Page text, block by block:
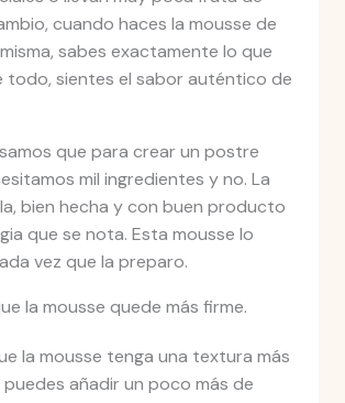
cuando haces la mousse de
sabes exactamente lo que
todo, sientes el sabor auténtico de
que para crear un postre
mil ingredientes y no. La
bien hecha y con buen producto
que se nota. Esta mousse lo
vez que la preparo.
la mousse quede más firme.
la mousse tenga una textura más
añadir un poco más de